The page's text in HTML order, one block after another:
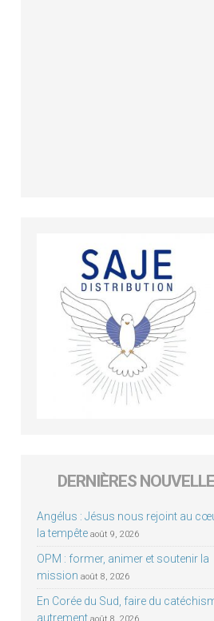
DERNIÈRES
Angélus : Jésus nous rejoint au
la tempête août 9, 2026
OPM : former, animer et soutenir la
mission août 8, 2026
En Corée du Sud, faire du
autrement